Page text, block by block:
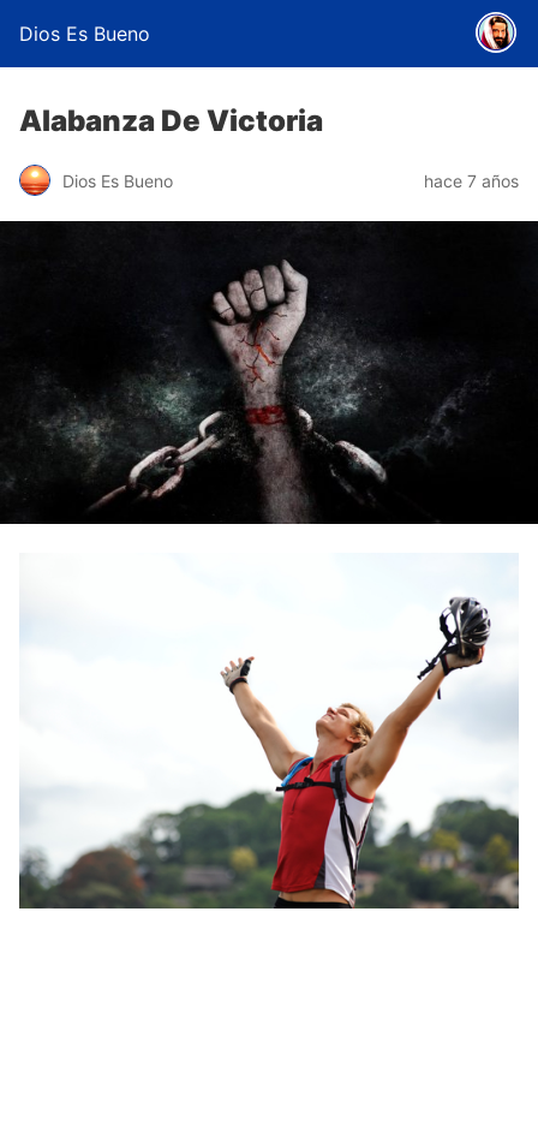
Dios Es Bueno
Alabanza De Victoria
Dios Es Bueno hace 7 años